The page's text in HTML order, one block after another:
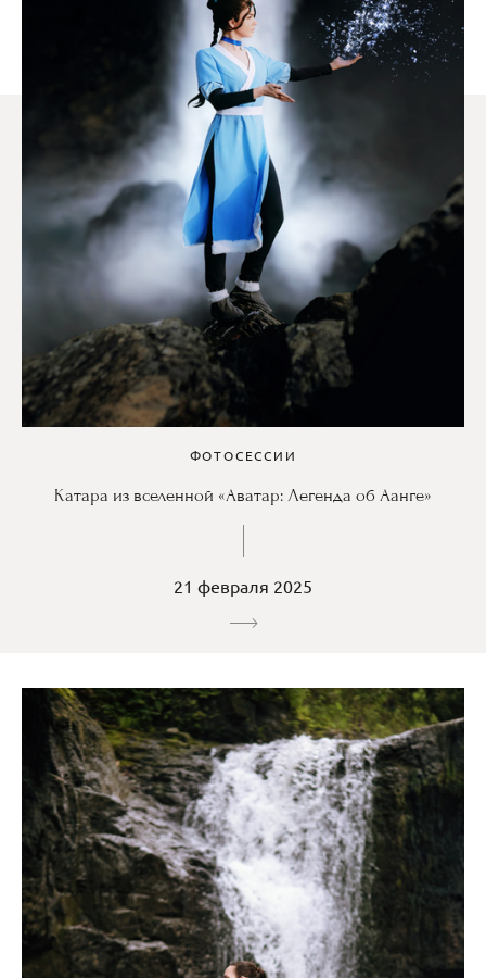
ФОТОСЕССИИ
Катара из вселенной «Аватар: Легенда об Аанге»
21 февраля 2025